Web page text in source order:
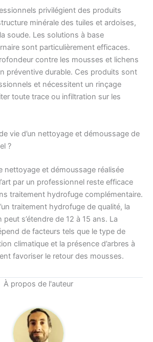
privilégient des produits
minérale des tuiles et ardoises,
soude. Les solutions à base
sont particulièrement efficaces.
contre les mousses et lichens
préventive durable. Ces produits sont
et nécessitent un rinçage
toute trace ou infiltration sur les
vie d’un nettoyage et démoussage de
?
nettoyage et démoussage réalisée
par un professionnel reste efficace
traitement hydrofuge complémentaire.
traitement hydrofuge de qualité, la
s’étendre de 12 à 15 ans. La
de facteurs tels que le type de
climatique et la présence d’arbres à
favoriser le retour des mousses.
À propos de l'auteur